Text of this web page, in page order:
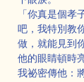
「你真是個
吧，我特別教
做，就能見到
他的眼睛頓時
我祕密傳他：